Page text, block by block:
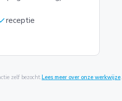
receptie
zelf bezocht.Lees meer over onze werkwijze.